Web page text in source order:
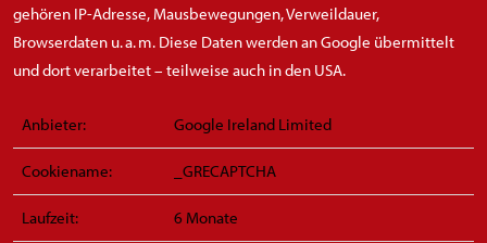
gehören IP-Adresse, Mausbewegungen, Verweildauer,
Browserdaten u. a. m. Diese Daten werden an Google übermittelt
und dort verarbeitet – teilweise auch in den USA.
Anbieter: Google Ireland Limited
Cookiename: _GRECAPTCHA
Laufzeit: 6 Monate